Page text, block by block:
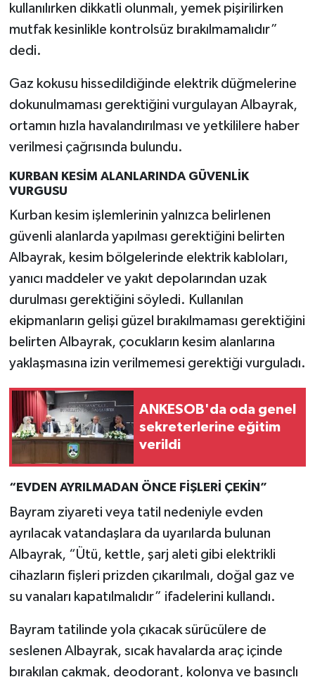
kullanılırken dikkatli olunmalı, yemek pişirilirken
mutfak kesinlikle kontrolsüz bırakılmamalıdır”
dedi.
Gaz kokusu hissedildiğinde elektrik düğmelerine
dokunulmaması gerektiğini vurgulayan Albayrak,
ortamın hızla havalandırılması ve yetkililere haber
verilmesi çağrısında bulundu.
KURBAN KESİM ALANLARINDA GÜVENLİK
VURGUSU
Kurban kesim işlemlerinin yalnızca belirlenen
güvenli alanlarda yapılması gerektiğini belirten
Albayrak, kesim bölgelerinde elektrik kabloları,
yanıcı maddeler ve yakıt depolarından uzak
durulması gerektiğini söyledi. Kullanılan
ekipmanların gelişi güzel bırakılmaması gerektiğini
belirten Albayrak, çocukların kesim alanlarına
yaklaşmasına izin verilmemesi gerektiği vurguladı.
ANKESOB'da oda genel
sekreterlerine eğitim
verildi
“EVDEN AYRILMADAN ÖNCE FİŞLERİ ÇEKİN”
Bayram ziyareti veya tatil nedeniyle evden
ayrılacak vatandaşlara da uyarılarda bulunan
Albayrak, “Ütü, kettle, şarj aleti gibi elektrikli
cihazların fişleri prizden çıkarılmalı, doğal gaz ve
su vanaları kapatılmalıdır” ifadelerini kullandı.
Bayram tatilinde yola çıkacak sürücülere de
seslenen Albayrak, sıcak havalarda araç içinde
bırakılan çakmak, deodorant, kolonya ve basınçlı